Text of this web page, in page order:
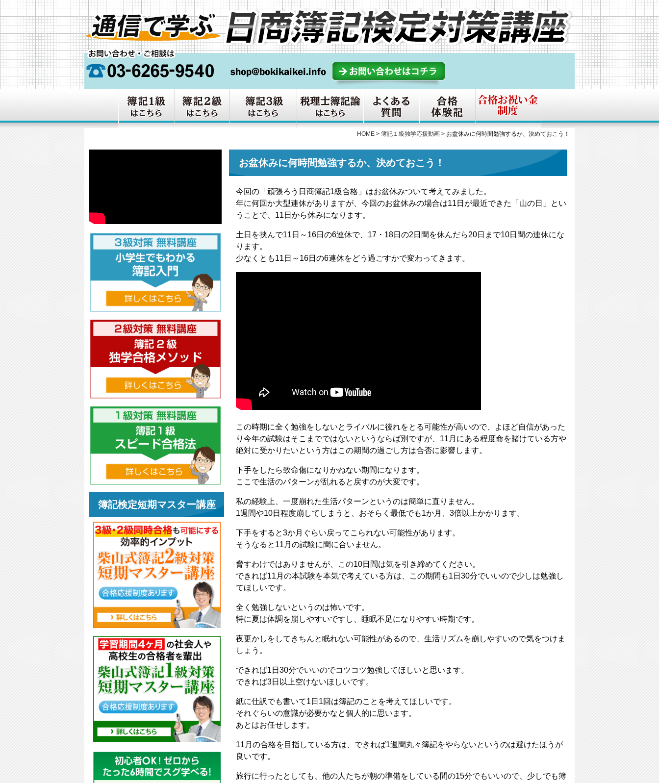
HOME > 簿記１級独学応援動画 > お盆休みに何時間勉強するか、決めておこう！
お盆休みに何時間勉強するか、決めておこう！
今回の「頑張ろう日商簿記1級合格」はお盆休みついて考えてみました。
年に何回か大型連休がありますが、今回のお盆休みの場合は11日が最近できた「山の日」とい
うことで、11日から休みになります。
土日を挟んで11日～16日の6連休で、17・18日の2日間を休んだら20日まで10日間の連休にな
ります。
少なくとも11日～16日の6連休をどう過ごすかで変わってきます。
この時期に全く勉強をしないとライバルに後れをとる可能性が高いので、よほど自信があった
り今年の試験はそこまでではないというならば別ですが、11月にある程度命を賭けている方や
絶対に受かりたいという方はこの期間の過ごし方は合否に影響します。
下手をしたら致命傷になりかねない期間になります。
ここで生活のパターンが乱れると戻すのが大変です。
私の経験上、一度崩れた生活パターンというのは簡単に直りません。
1週間や10日程度崩してしまうと、おそらく最低でも1か月、3倍以上かかります。
下手をすると3か月ぐらい戻ってこられない可能性があります。
そうなると11月の試験に間に合いません。
脅すわけではありませんが、この10日間は気を引き締めてください。
できれば11月の本試験を本気で考えている方は、この期間も1日30分でいいので少しは勉強し
てほしいです。
全く勉強しないというのは怖いです。
特に夏は体調を崩しやすいですし、睡眠不足になりやすい時期です。
夜更かしをしてきちんと眠れない可能性があるので、生活リズムを崩しやすいので気をつけま
しょう。
できれば1日30分でいいのでコツコツ勉強してほしいと思います。
できれば3日以上空けないほしいです。
紙に仕訳でも書いて1日1回は簿記のことを考えてほしいです。
それぐらいの意識が必要かなと個人的に思います。
あとはお任せします。
11月の合格を目指している方は、できれば1週間丸々簿記をやらないというのは避けたほうが
良いです。
旅行に行ったとしても、他の人たちが朝の準備をしている間の15分でもいいので、少しでも簿
簿記検定短期マスター講座